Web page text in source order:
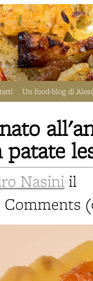
Un food-blog di
Nasini il
Comments